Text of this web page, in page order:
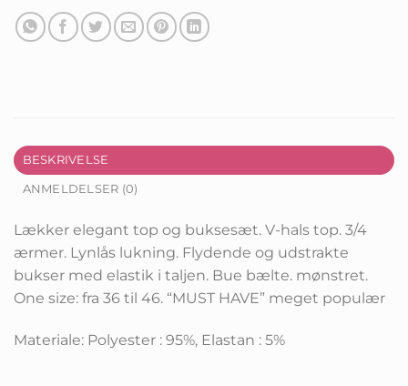
BESKRIVELSE
ANMELDELSER (0)
Lækker elegant top og buksesæt. V-hals top. 3/4
ærmer. Lynlås lukning. Flydende og udstrakte
bukser med elastik i taljen. Bue bælte. mønstret.
One size: fra 36 til 46. “MUST HAVE” meget populær
Materiale: Polyester : 95%, Elastan : 5%